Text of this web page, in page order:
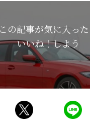
この記事が気に入っ
いいね！しよう